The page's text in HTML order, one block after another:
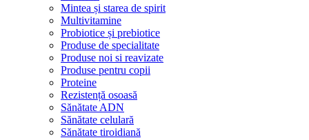
Mintea și starea de spirit
Multivitamine
Probiotice și prebiotice
Produse de specialitate
Produse noi si reavizate
Produse pentru copii
Proteine
Rezistență osoasă
Sănătate ADN
Sănătate celulară
Sănătate tiroidiană